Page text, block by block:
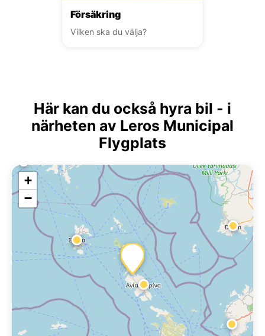
Försäkring
Vilken ska du välja?
Här kan du också hyra bil - i
närheten av Leros Municipal
Flygplats
+
−